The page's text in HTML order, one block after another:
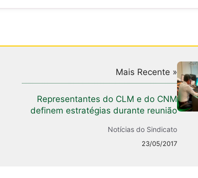
Mais Recente »
Representantes do CLM e do CNM
definem estratégias durante reunião
Notícias do Sindicato
23/05/2017